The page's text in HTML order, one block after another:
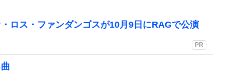
ロス・ファンダンゴスが10月9日にRAGで公演
PR